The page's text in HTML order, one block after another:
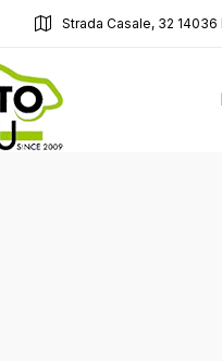
Strada Casale, 32 14036